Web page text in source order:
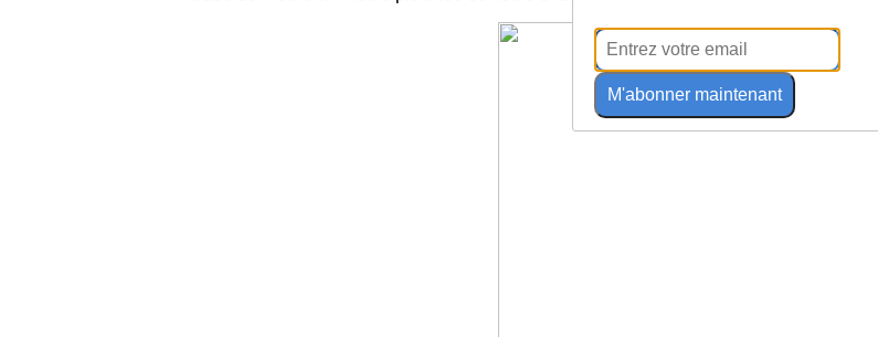
M'abonner maintenant